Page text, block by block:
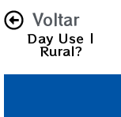
Voltar
Day Use |
Rural?